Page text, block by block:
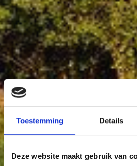
Toestemming Details
Deze website maakt gebruik van